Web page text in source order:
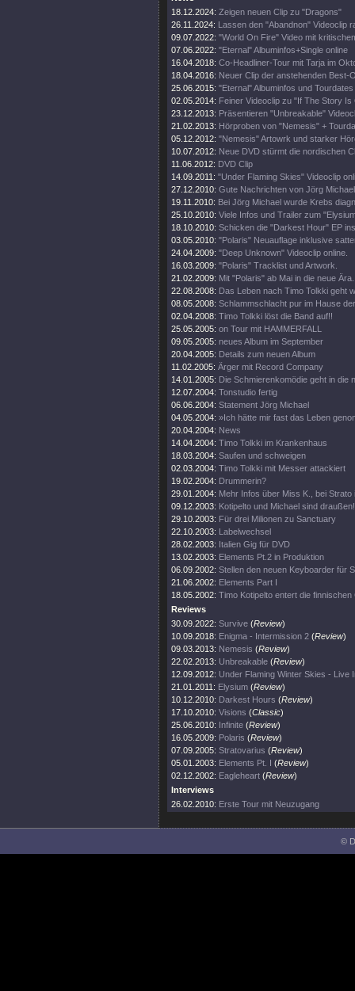
18.12.2024: Zeigen neuen Clip zu "Dragons"
26.11.2024: Lassen den "Abandnon" Videoclip
09.07.2022: "World On Fire" Video mit
07.06.2022: "Eternal" Albuminfos+Single online
16.04.2018: Co-Headliner-Tour mit Tarja im
18.04.2016: Neuer Clip der anstehenden Best-
25.06.2015: "Eternal" Albuminfos und
02.05.2014: Feiner Videoclip zu "If The Story Is
23.12.2013: Präsentieren "Unbreakable"
21.02.2013: Hörproben von "Nemesis" +
05.12.2012: "Nemesis" Artowrk und starker
10.07.2012: Neue DVD stürmt die nordischen
11.06.2012: DVD Clip
14.09.2011: "Under Flaming Skies" Videoclip
27.12.2010: Gute Nachrichten von Jörg
19.11.2010: Bei Jörg Michael wurde Krebs
25.10.2010: Viele Infos und Trailer zum
18.10.2010: Schicken die "Darkest Hour" EP
03.05.2010: "Polaris" Neuauflage inklusive
24.04.2009: "Deep Unknown" Videoclip online.
16.03.2009: "Polaris" Tracklist und Artwork.
21.02.2009: Mit "Polaris" ab Mai in die neue Ära.
22.08.2008: Das Leben nach Timo Tolkki geht
08.05.2008: Schlammschlacht pur im Hause
02.04.2008: Timo Tolkki löst die Band auf!!
25.05.2005: on Tour mit HAMMERFALL
09.05.2005: neues Album im September
20.04.2005: Details zum neuen Album
11.02.2005: Ärger mit Record Company
14.01.2005: Die Schmierenkomödie geht in die
12.07.2004: Tonstudio fertig
06.06.2004: Statement Jörg Michael
04.05.2004: »Ich hätte mir fast das Leben
20.04.2004: News
14.04.2004: Timo Tolkki im Krankenhaus
18.03.2004: Saufen und schweigen
02.03.2004: Timo Tolkki mit Messer attackiert
19.02.2004: Drummerin?
29.01.2004: Mehr Infos über Miss K., bei Strato
09.12.2003: Kotipelto und Michael sind draußen!
29.10.2003: Für drei Milionen zu Sanctuary
22.10.2003: Labelwechsel
28.02.2003: Italien Gig für DVD
13.02.2003: Elements Pt.2 in Produktion
06.09.2002: Stellen den neuen Keyboarder für
21.06.2002: Elements Part I
18.05.2002: Timo Kotipelto entert die finnischen
Reviews
30.09.2022: Survive (Review)
10.09.2018: Enigma - Intermission 2 (Review)
09.03.2013: Nemesis (Review)
22.02.2013: Unbreakable (Review)
12.09.2012: Under Flaming Winter Skies - Live
21.01.2011: Elysium (Review)
10.12.2010: Darkest Hours (Review)
17.10.2010: Visions (Classic)
25.06.2010: Infinite (Review)
16.05.2009: Polaris (Review)
07.09.2005: Stratovarius (Review)
05.01.2003: Elements Pt. I (Review)
02.12.2002: Eagleheart (Review)
Interviews
26.02.2010: Erste Tour mit Neuzugang
©